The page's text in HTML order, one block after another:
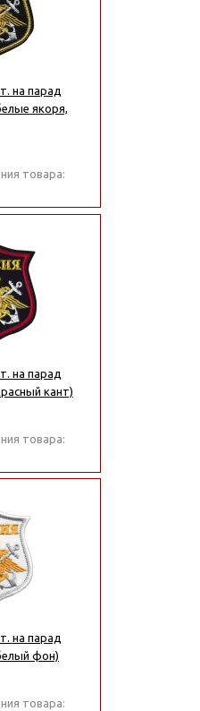
на парад
якоря,
товара:
на парад
кант)
товара:
на парад
фон)
товара: